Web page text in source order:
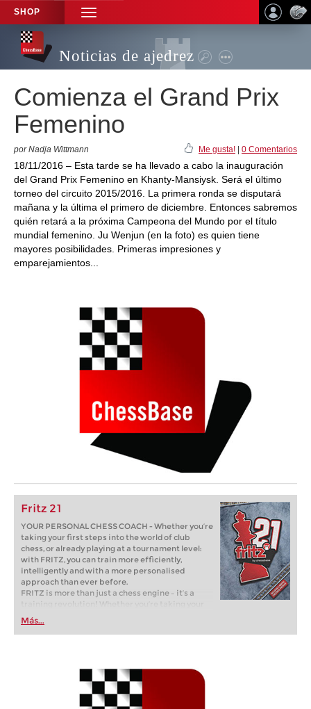
SHOP
TOGGLE
NAVIGATION
Noticias de ajedrez
Comienza el Grand Prix
Femenino
por Nadja Wittmann Me gusta! 0 Comentarios
18/11/2016 – Esta tarde se ha llevado a cabo la inauguración
del Grand Prix Femenino en Khanty-Mansiysk. Será el último
torneo del circuito 2015/2016. La primera ronda se disputará
mañana y la última el primero de diciembre. Entonces sabremos
quién retará a la próxima Campeona del Mundo por el título
mundial femenino. Ju Wenjun (en la foto) es quien tiene
mayores posibilidades. Primeras impresiones y
emparejamientos...
Fritz 21
YOUR PERSONAL CHESS COACH - Whether you’re
taking your first steps into the world of club
chess, or already playing at a tournament level:
with FRITZ, you can train more efficiently,
intelligently and with a more personalised
approach than ever before.
FRITZ is more than just a chess engine – it’s a
training revolution! Whether you’re taking your
first steps into the world of club chess, or already
playing at a tournament level: with FRITZ, you can
train more efficiently, intelligently and with a
Más...